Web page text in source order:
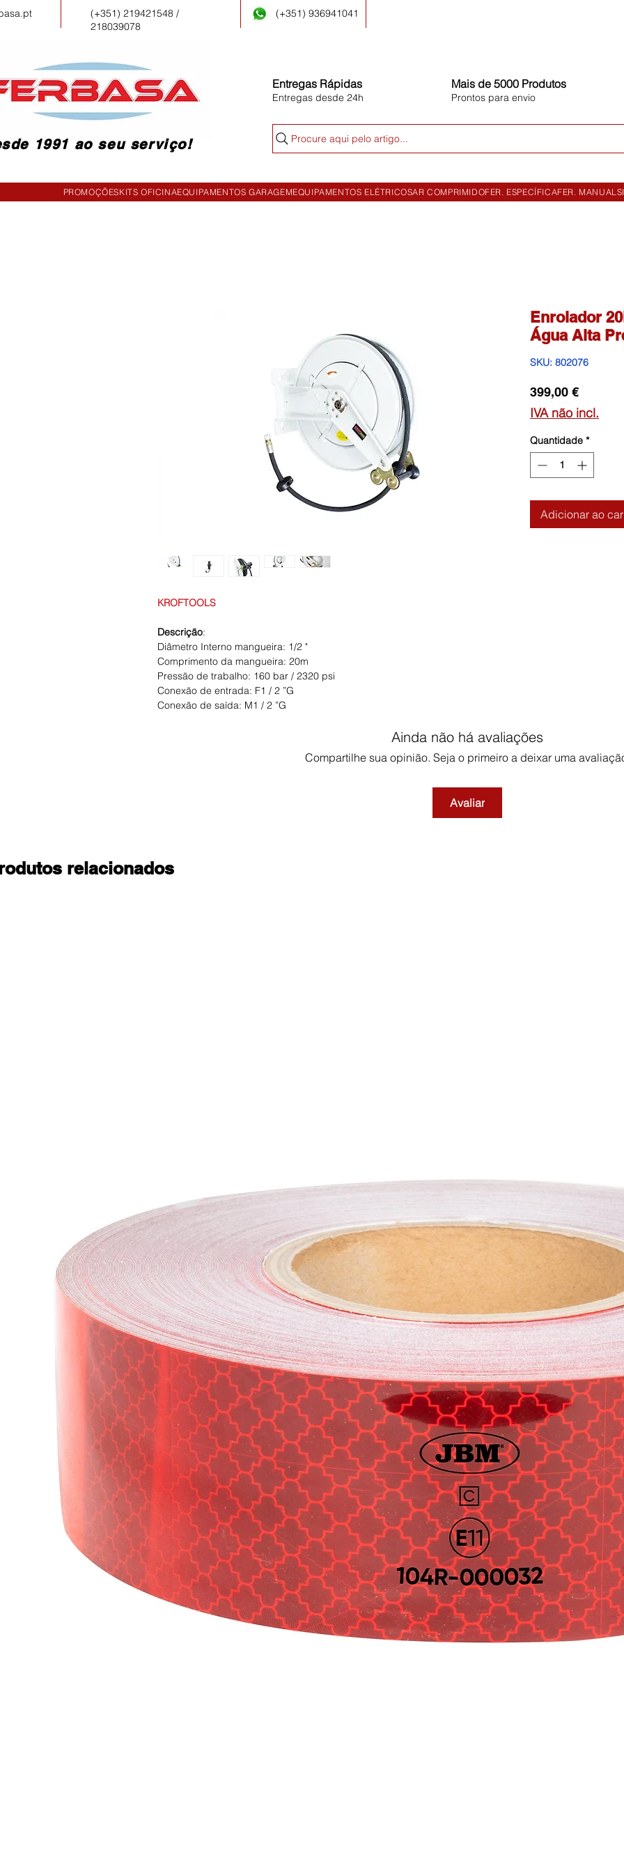
(+351) 219421548 /
218039078
(+351) 936941041
1991 ao seu serviço!
Entregas Rápidas
Entregas desde 24h
Mais de 5000 Produtos
Prontos para envio
Procure aqui pelo artigo...
PROMOÇÕESKITS OFICINAEQUIPAMENTOS GARAGEMEQUIPAMENTOS ELÉTRICOSAR COMPRIMIDOFER. ESPECÍFICAFER. MANUAL
KROFTOOLS
Descrição:
Diâmetro Interno mangueira: 1/2 "
Comprimento da mangueira: 20m
Pressão de trabalho: 160 bar / 2320 psi
Conexão de entrada: F1 / 2 ”G
Conexão de saída: M1 / 2 ”G
Enrolador
Água Alta
SKU: 802076
399,00 €Preço
IVA não incl.
Quantidade *
Adicionar ao
Ainda não há avaliações
Compartilhe sua opinião. Seja o primeiro a deixar uma
Avaliar
relacionados